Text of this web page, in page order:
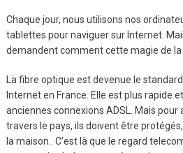
Chaque jour, nous utilisons nos
tablettes pour naviguer sur Internet.
demandent comment cette magie de la
La fibre optique est devenue le
Internet en France. Elle est plus rapide
anciennes connexions ADSL. Mais pour
travers le pays, ils doivent être
la maison.. C’est là que le regard